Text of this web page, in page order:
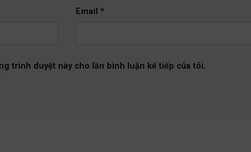
Email*
trình duyệt này cho lần bình luận kế tiếp của tôi.